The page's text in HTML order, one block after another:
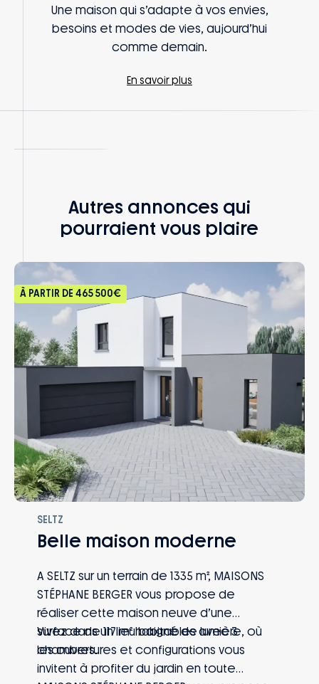
Une maison qui s’adapte à vos envies,
besoins et modes de vies, aujourd’hui
comme demain.
En savoir plus
Autres annonces qui
pourraient vous plaire
À PARTIR DE 465 500€
SELTZ
Belle maison moderne
A SELTZ sur un terrain de 1335 m², MAISONS
STÉPHANE BERGER vous propose de
réaliser cette maison neuve d’une
surface de 117 m² habitables avec 3
chambres.
Vivez dans un lieu baigné de lumière, où
les ouvertures et configurations vous
invitent à profiter du jardin en toute